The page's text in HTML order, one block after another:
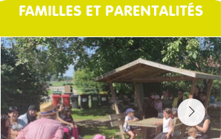
FAMILLES ET PARENTALITÉS